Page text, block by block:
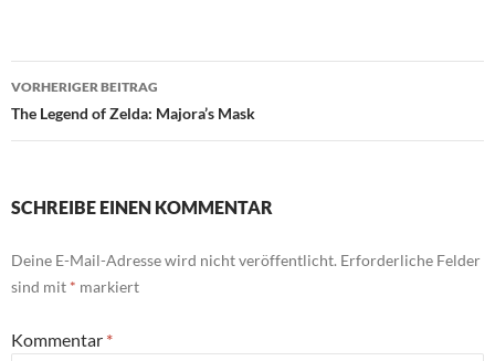
Beitragsnavigation
VORHERIGER BEITRAG
The Legend of Zelda: Majora’s Mask
SCHREIBE EINEN KOMMENTAR
Deine E-Mail-Adresse wird nicht veröffentlicht. Erforderliche Felder
sind mit * markiert
Kommentar *